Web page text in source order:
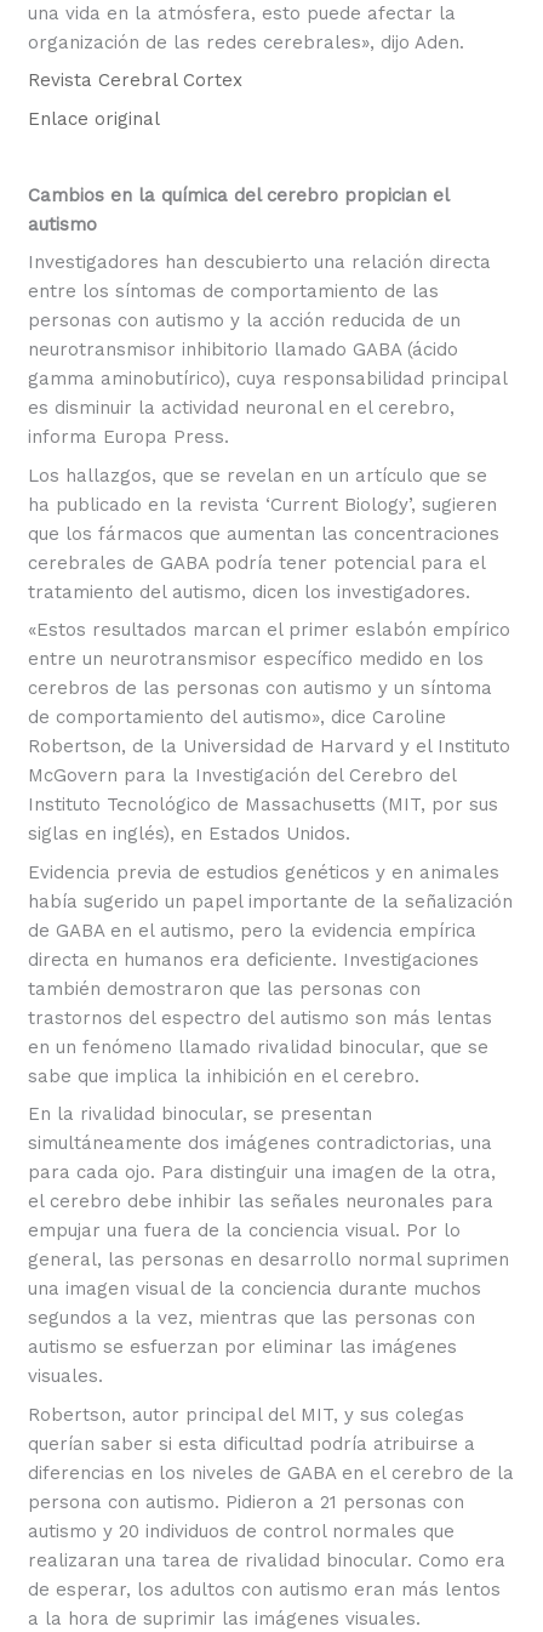
una vida en la atmósfera, esto puede afectar la
organización de las redes cerebrales», dijo Aden.
Revista Cerebral Cortex
Enlace original
Cambios en la química del cerebro propician el
autismo
Investigadores han descubierto una relación directa
entre los síntomas de comportamiento de las
personas con autismo y la acción reducida de un
neurotransmisor inhibitorio llamado GABA (ácido
gamma aminobutírico), cuya responsabilidad principal
es disminuir la actividad neuronal en el cerebro,
informa Europa Press.
Los hallazgos, que se revelan en un artículo que se
ha publicado en la revista ‘Current Biology’, sugieren
que los fármacos que aumentan las concentraciones
cerebrales de GABA podría tener potencial para el
tratamiento del autismo, dicen los investigadores.
«Estos resultados marcan el primer eslabón empírico
entre un neurotransmisor específico medido en los
cerebros de las personas con autismo y un síntoma
de comportamiento del autismo», dice Caroline
Robertson, de la Universidad de Harvard y el Instituto
McGovern para la Investigación del Cerebro del
Instituto Tecnológico de Massachusetts (MIT, por sus
siglas en inglés), en Estados Unidos.
Evidencia previa de estudios genéticos y en animales
había sugerido un papel importante de la señalización
de GABA en el autismo, pero la evidencia empírica
directa en humanos era deficiente. Investigaciones
también demostraron que las personas con
trastornos del espectro del autismo son más lentas
en un fenómeno llamado rivalidad binocular, que se
sabe que implica la inhibición en el cerebro.
En la rivalidad binocular, se presentan
simultáneamente dos imágenes contradictorias, una
para cada ojo. Para distinguir una imagen de la otra,
el cerebro debe inhibir las señales neuronales para
empujar una fuera de la conciencia visual. Por lo
general, las personas en desarrollo normal suprimen
una imagen visual de la conciencia durante muchos
segundos a la vez, mientras que las personas con
autismo se esfuerzan por eliminar las imágenes
visuales.
Robertson, autor principal del MIT, y sus colegas
querían saber si esta dificultad podría atribuirse a
diferencias en los niveles de GABA en el cerebro de la
persona con autismo. Pidieron a 21 personas con
autismo y 20 individuos de control normales que
realizaran una tarea de rivalidad binocular. Como era
de esperar, los adultos con autismo eran más lentos
a la hora de suprimir las imágenes visuales.